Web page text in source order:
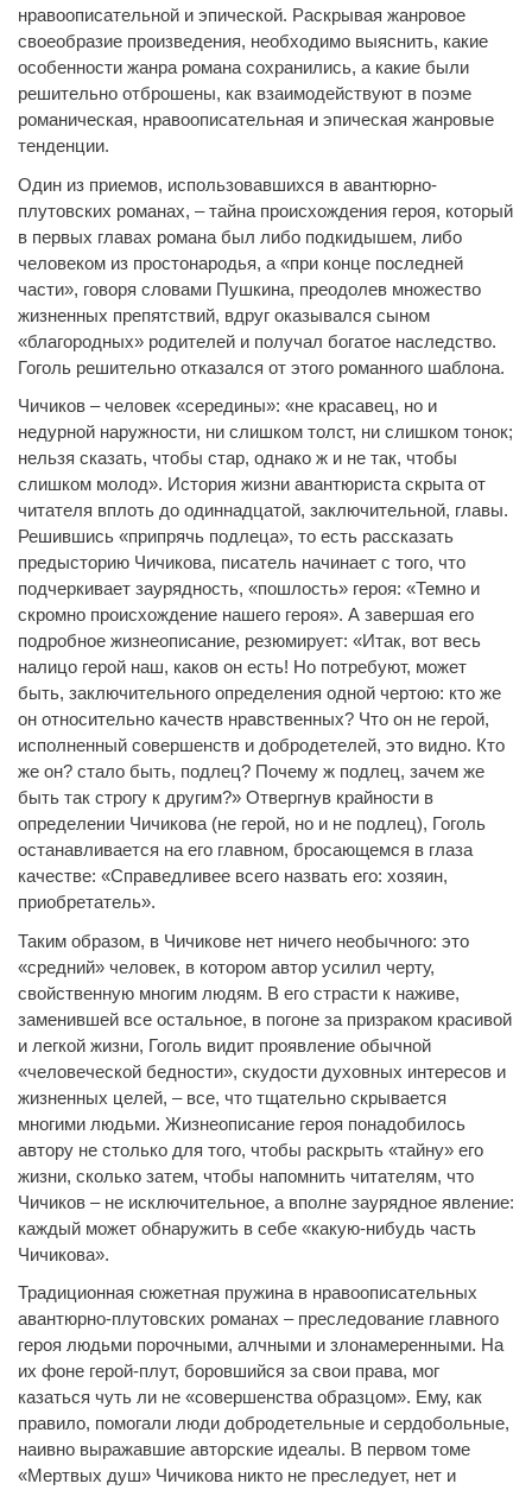
нравоописательной и эпической. Раскрывая жанровое
своеобразие произведения, необходимо выяснить, какие
особенности жанра романа сохранились, а какие были
решительно отброшены, как взаимодействуют в поэме
романическая, нравоописательная и эпическая жанровые
тенденции.
Один из приемов, использовавшихся в авантюрно-
плутовских романах, – тайна происхождения героя, который
в первых главах романа был либо подкидышем, либо
человеком из простонародья, а «при конце последней
части», говоря словами Пушкина, преодолев множество
жизненных препятствий, вдруг оказывался сыном
«благородных» родителей и получал богатое наследство.
Гоголь решительно отказался от этого романного шаблона.
Чичиков – человек «середины»: «не красавец, но и
недурной наружности, ни слишком толст, ни слишком тонок;
нельзя сказать, чтобы стар, однако ж и не так, чтобы
слишком молод». История жизни авантюриста скрыта от
читателя вплоть до одиннадцатой, заключительной, главы.
Решившись «припрячь подлеца», то есть рассказать
предысторию Чичикова, писатель начинает с того, что
подчеркивает заурядность, «пошлость» героя: «Темно и
скромно происхождение нашего героя». А завершая его
подробное жизнеописание, резюмирует: «Итак, вот весь
налицо герой наш, каков он есть! Но потребуют, может
быть, заключительного определения одной чертою: кто же
он относительно качеств нравственных? Что он не герой,
исполненный совершенств и добродетелей, это видно. Кто
же он? стало быть, подлец? Почему ж подлец, зачем же
быть так строгу к другим?» Отвергнув крайности в
определении Чичикова (не герой, но и не подлец), Гоголь
останавливается на его главном, бросающемся в глаза
качестве: «Справедливее всего назвать его: хозяин,
приобретатель».
Таким образом, в Чичикове нет ничего необычного: это
«средний» человек, в котором автор усилил черту,
свойственную многим людям. В его страсти к наживе,
заменившей все остальное, в погоне за призраком красивой
и легкой жизни, Гоголь видит проявление обычной
«человеческой бедности», скудости духовных интересов и
жизненных целей, – все, что тщательно скрывается
многими людьми. Жизнеописание героя понадобилось
автору не столько для того, чтобы раскрыть «тайну» его
жизни, сколько затем, чтобы напомнить читателям, что
Чичиков – не исключительное, а вполне заурядное явление:
каждый может обнаружить в себе «какую-нибудь часть
Чичикова».
Традиционная сюжетная пружина в нравоописательных
авантюрно-плутовских романах – преследование главного
героя людьми порочными, алчными и злонамеренными. На
их фоне герой-плут, боровшийся за свои права, мог
казаться чуть ли не «совершенства образцом». Ему, как
правило, помогали люди добродетельные и сердобольные,
наивно выражавшие авторские идеалы. В первом томе
«Мертвых душ» Чичикова никто не преследует, нет и